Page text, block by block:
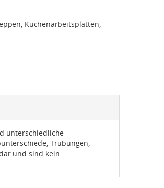
Küchenarbeitsplatten,
unterschiedliche
Trübungen,
und sind kein